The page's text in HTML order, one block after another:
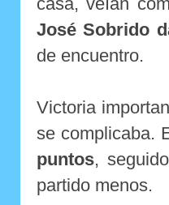
José Sobrido
de encuentro.
Victoria
se complicaba.
puntos,
partido menos.